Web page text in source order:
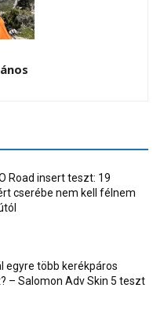
Road insert teszt: 19
cserébe nem kell félnem
egyre több kerékpáros
– Salomon Adv Skin 5 teszt